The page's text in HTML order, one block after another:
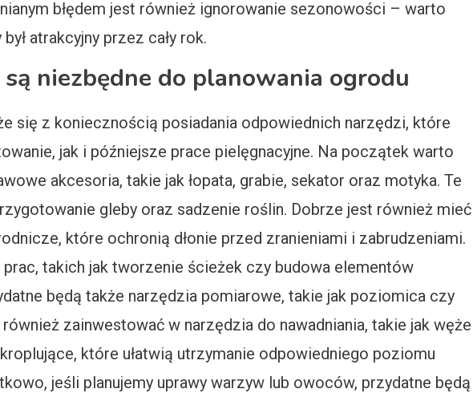
błędem jest również ignorowanie sezonowości – warto
atrakcyjny przez cały rok.
są niezbędne do planowania ogrodu
się z koniecznością posiadania odpowiednich narzędzi, które
jak i późniejsze prace pielęgnacyjne. Na początek warto
akcesoria, takie jak łopata, grabie, sekator oraz motyka. Te
gleby oraz sadzenie roślin. Dobrze jest również mieć
które ochronią dłonie przed zranieniami i zabrudzeniami.
takich jak tworzenie ścieżek czy budowa elementów
będą także narzędzia pomiarowe, takie jak poziomica czy
zainwestować w narzędzia do nawadniania, takie jak węże
które ułatwią utrzymanie odpowiedniego poziomu
jeśli planujemy uprawy warzyw lub owoców, przydatne będą